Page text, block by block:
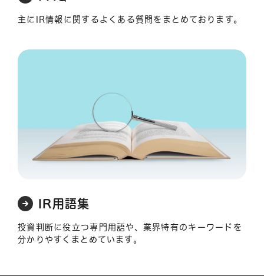
主にIR情報に関するよくある質問をまとめております。
IR用語集
投資判断に役立つ専門用語や、業界特有のキーワードを
分かりやすくまとめています。